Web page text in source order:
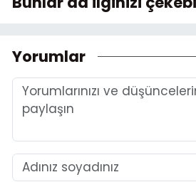
Yorumlar